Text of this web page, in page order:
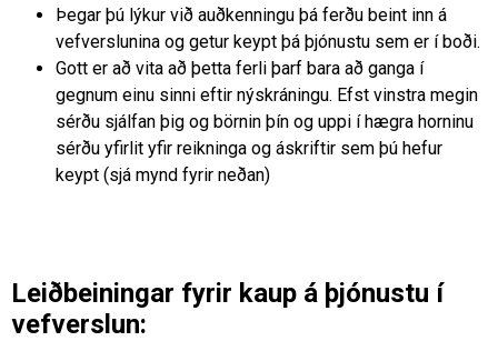
Þegar þú lýkur við auðkenningu þá ferðu beint inn á
vefverslunina og getur keypt þá þjónustu sem er í boði.
Gott er að vita að þetta ferli þarf bara að ganga í
gegnum einu sinni eftir nýskráningu. Efst vinstra megin
sérðu sjálfan þig og börnin þín og uppi í hægra horninu
sérðu yfirlit yfir reikninga og áskriftir sem þú hefur
keypt (sjá mynd fyrir neðan)
Leiðbeiningar fyrir kaup á þjónustu í
vefverslun: